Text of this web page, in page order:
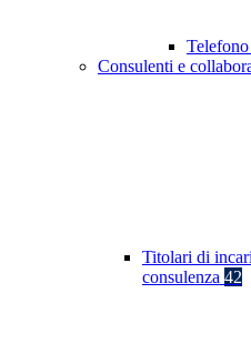
Telefono
Consulenti e
Titolari di
consulenza 42